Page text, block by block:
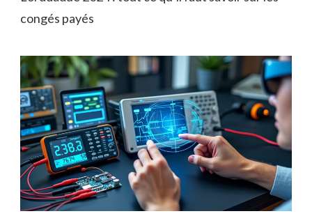
congés payés